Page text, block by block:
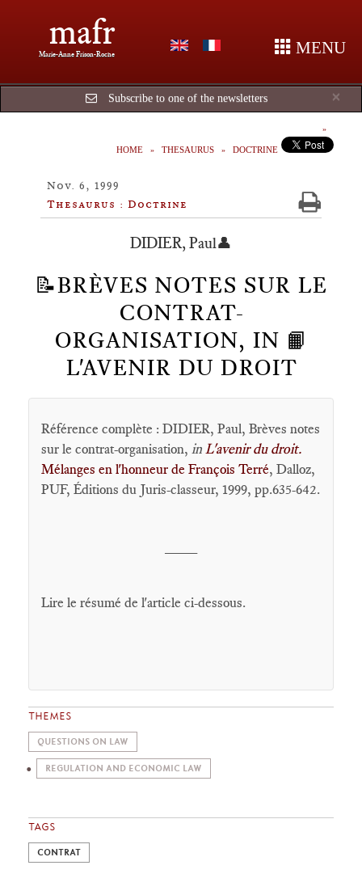
mafr
Marie-Anne Frison-Roche MENU
×
Subscribe to one of the newsletters
HOME THESAURUS DOCTRINE
Nov. 6, 1999
Thesaurus : Doctrine
DIDIER, Paul👤
📝BRÈVES NOTES SUR LE
CONTRAT-
ORGANISATION, IN 📙
L'AVENIR DU DROIT
Référence complète : DIDIER, Paul, Brèves notes
sur le contrat-organisation, in L'avenir du droit.
Mélanges en l'honneur de François Terré, Dalloz,
PUF, Éditions du Juris-classeur, 1999, pp.635-642.
Lire le résumé de l'article ci-dessous.
THEMES
QUESTIONS ON LAW
REGULATION AND ECONOMIC LAW
TAGS
CONTRAT